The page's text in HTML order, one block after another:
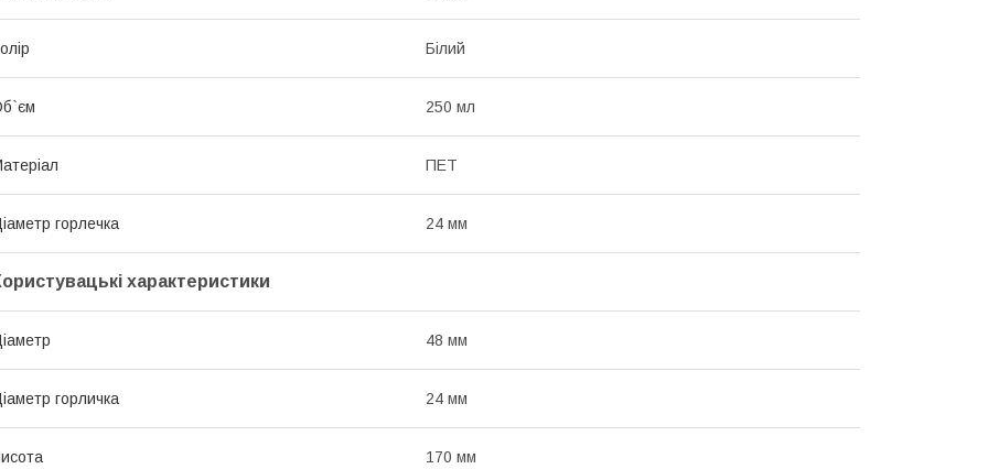
Білий
250 мл
ПЕТ
горлечка 24 мм
характеристики
48 мм
горличка 24 мм
170 мм